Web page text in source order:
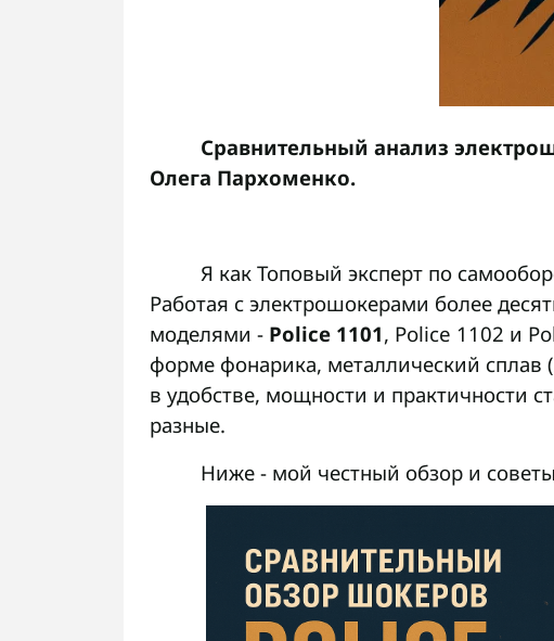
Сравнительный анализ
Олега Пархоменко.
Я как Топовый эксперт по
Работая с электрошокерами более
моделями - Police 1101, Police 1102 и
форме фонарика, металлический
в удобстве, мощности и практичности
разные.
Ниже - мой честный обзор и